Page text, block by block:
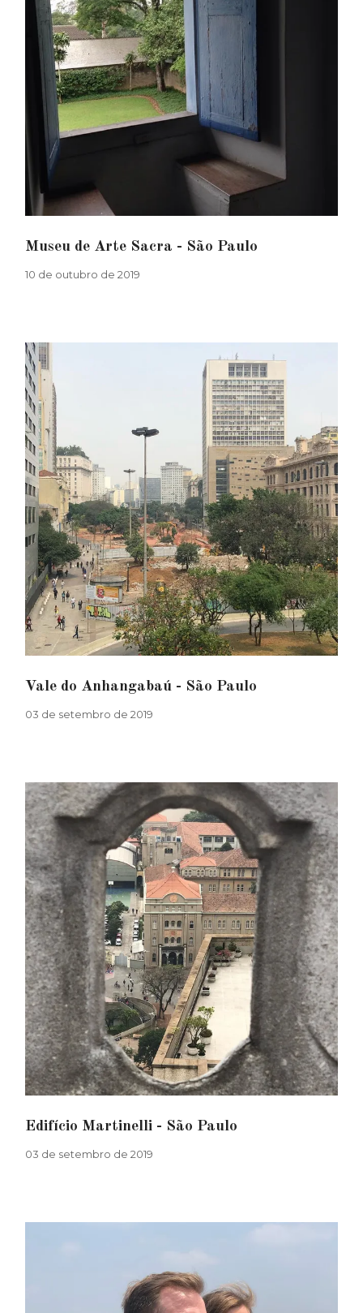
Museu de Arte Sacra - São Paulo
10 de outubro de 2019
Vale do Anhangabaú - São Paulo
03 de setembro de 2019
Edifício Martinelli - São Paulo
03 de setembro de 2019